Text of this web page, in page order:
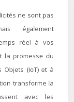
également
réel à vos
la promesse du
Objets (IoT) et à
transforme la
avec les